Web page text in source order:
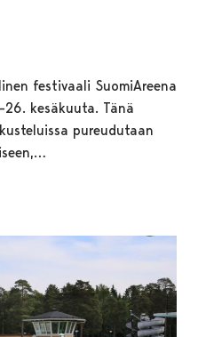
festivaali SuomiAreena
kesäkuuta. Tänä
pureudutaan